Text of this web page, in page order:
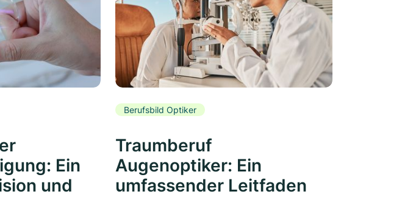
Ein
und
Berufsbild Optiker
Traumberuf
Augenoptiker: Ein
umfassender Leitfaden